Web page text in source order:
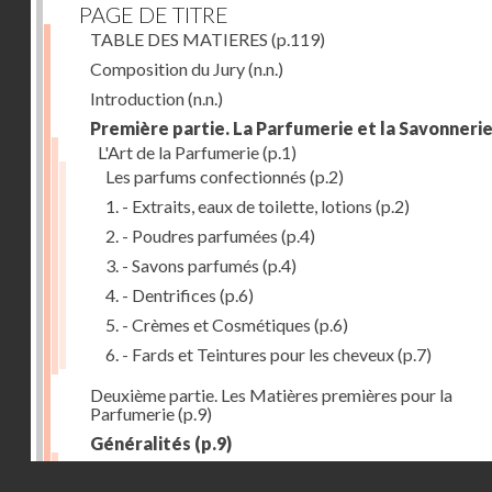
PAGE DE TITRE
TABLE DES MATIERES (p.119)
Composition du Jury(n.n.)
Introduction(n.n.)
Première partie. La Parfumerie et la Savonnerie
L'Art de la Parfumerie(p.1)
Les parfums confectionnés (p.2)
1. - Extraits, eaux de toilette, lotions (p.2)
2. - Poudres parfumées (p.4)
3. - Savons parfumés (p.4)
4. - Dentrifices (p.6)
5. - Crèmes et Cosmétiques (p.6)
6. - Fards et Teintures pour les cheveux(p.7)
Deuxième partie. Les Matières premières pour la
Parfumerie(p.9)
Généralités (p.9)
Les parfums naturels(p.10)